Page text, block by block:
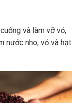
và làm vỡ vỏ,
nước nho, vỏ và hạt